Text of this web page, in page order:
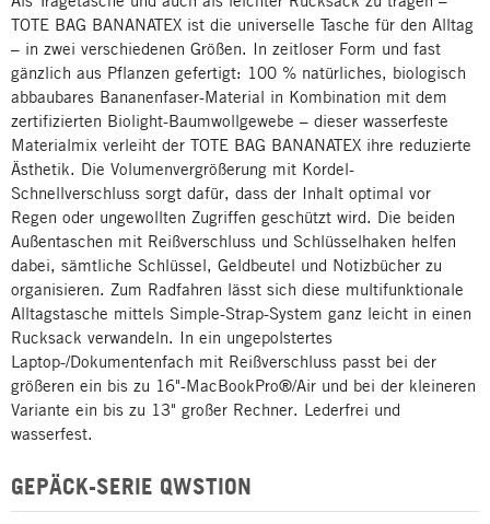
TOTE BAG BANANATEX ist die universelle Tasche für den Alltag
– in zwei verschiedenen Größen. In zeitloser Form und fast
gänzlich aus Pflanzen gefertigt: 100 % natürliches, biologisch
abbaubares Bananenfaser-Material in Kombination mit dem
zertifizierten Biolight-Baumwollgewebe – dieser wasserfeste
Materialmix verleiht der TOTE BAG BANANATEX ihre reduzierte
Ästhetik. Die Volumenvergrößerung mit Kordel-
Schnellverschluss sorgt dafür, dass der Inhalt optimal vor
Regen oder ungewollten Zugriffen geschützt wird. Die beiden
Außentaschen mit Reißverschluss und Schlüsselhaken helfen
dabei, sämtliche Schlüssel, Geldbeutel und Notizbücher zu
organisieren. Zum Radfahren lässt sich diese multifunktionale
Alltagstasche mittels Simple-Strap-System ganz leicht in einen
Rucksack verwandeln. In ein ungepolstertes
Laptop-/Dokumentenfach mit Reißverschluss passt bei der
größeren ein bis zu 16"-MacBookPro®/Air und bei der kleineren
Variante ein bis zu 13" großer Rechner. Lederfrei und
wasserfest.
GEPÄCK-SERIE QWSTION